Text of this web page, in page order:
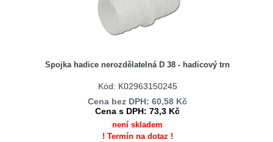
Spojka hadice nerozdělatelná D 38 - hadicový trn
Kód: K02963150245
Cena bez DPH: 60,58 Kč
Cena s DPH: 73,3 Kč
není skladem
! Termín na dotaz !